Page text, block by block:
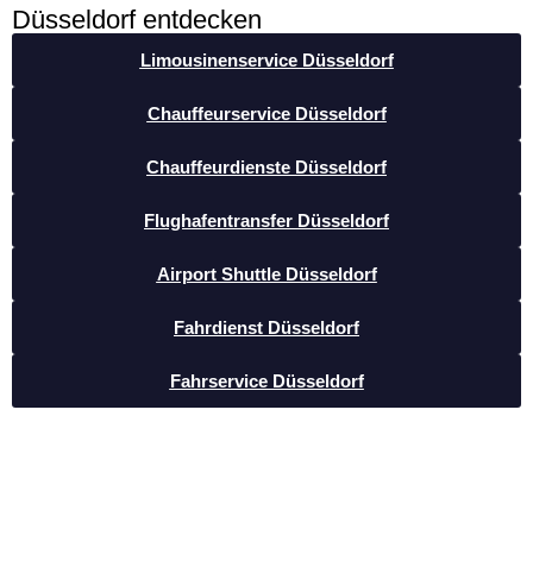
Düsseldorf entdecken
Limousinenservice Düsseldorf
Chauffeurservice Düsseldorf
Chauffeurdienste Düsseldorf
Flughafentransfer Düsseldorf
Airport Shuttle Düsseldorf
Fahrdienst Düsseldorf
Fahrservice Düsseldorf